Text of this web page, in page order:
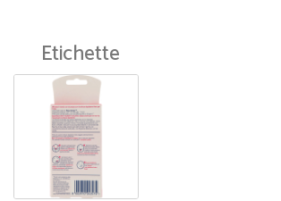
imballato. Per ora mi sembra
Etichette